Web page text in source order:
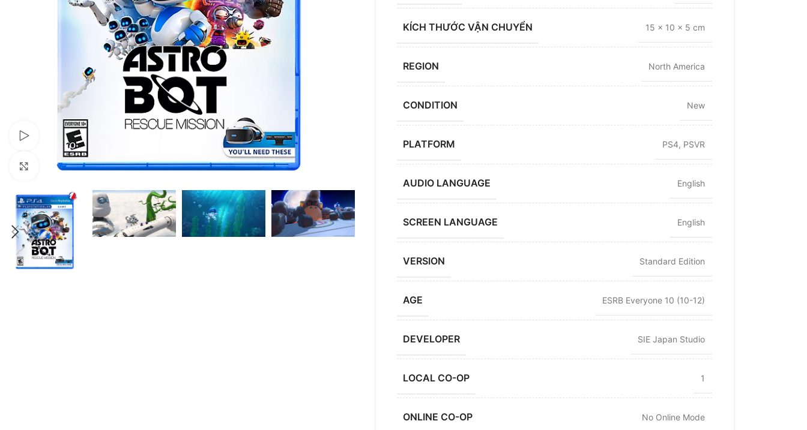
Xem video
Nhấp để phóng to
KÍCH THƯỚC VẬN CHUYỂN 15 × 10 × 5 cm
REGION North America
CONDITION New
PLATFORM PS4, PSVR
AUDIO LANGUAGE English
SCREEN LANGUAGE English
VERSION Standard Edition
AGE ESRB Everyone 10 (10-12)
DEVELOPER SIE Japan Studio
LOCAL CO-OP 1
ONLINE CO-OP No Online Mode